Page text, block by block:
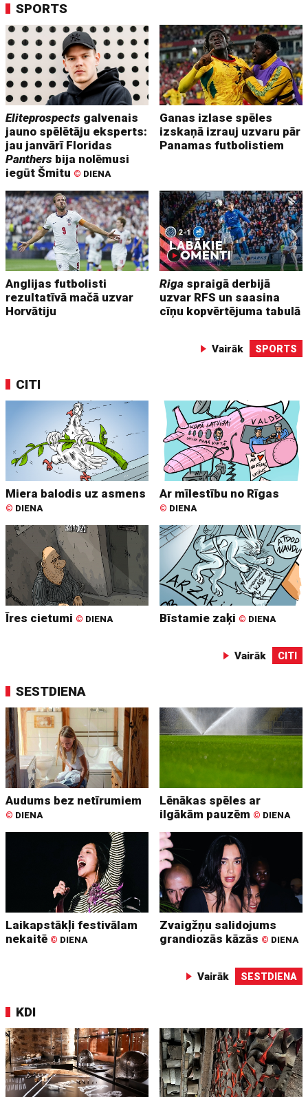
SPORTS
Eliteprospects galvenais
jauno spēlētāju eksperts:
jau janvārī Floridas
Panthers bija nolēmusi
iegūt Šmitu © DIENA
Ganas izlase spēles
izskaņā izrauj uzvaru pār
Panamas futbolistiem
Anglijas futbolisti
rezultatīvā mačā uzvar
Horvātiju
Riga spraigā derbijā
uzvar RFS un saasina
cīņu kopvērtējuma tabulā
Vairāk SPORTS
CITI
Miera balodis uz asmens
© DIENA
Ar mīlestību no Rīgas
© DIENA
Īres cietumi © DIENA Bīstamie zaķi © DIENA
Vairāk CITI
SESTDIENA
Audums bez netīrumiem
© DIENA
Lēnākas spēles ar
ilgākām pauzēm © DIENA
Laikapstākļi festivālam
nekaitē © DIENA
Zvaigžņu salidojums
grandiozās kāzās © DIENA
Vairāk SESTDIENA
KDI